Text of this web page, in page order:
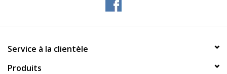
Service à la clientèle
Produits